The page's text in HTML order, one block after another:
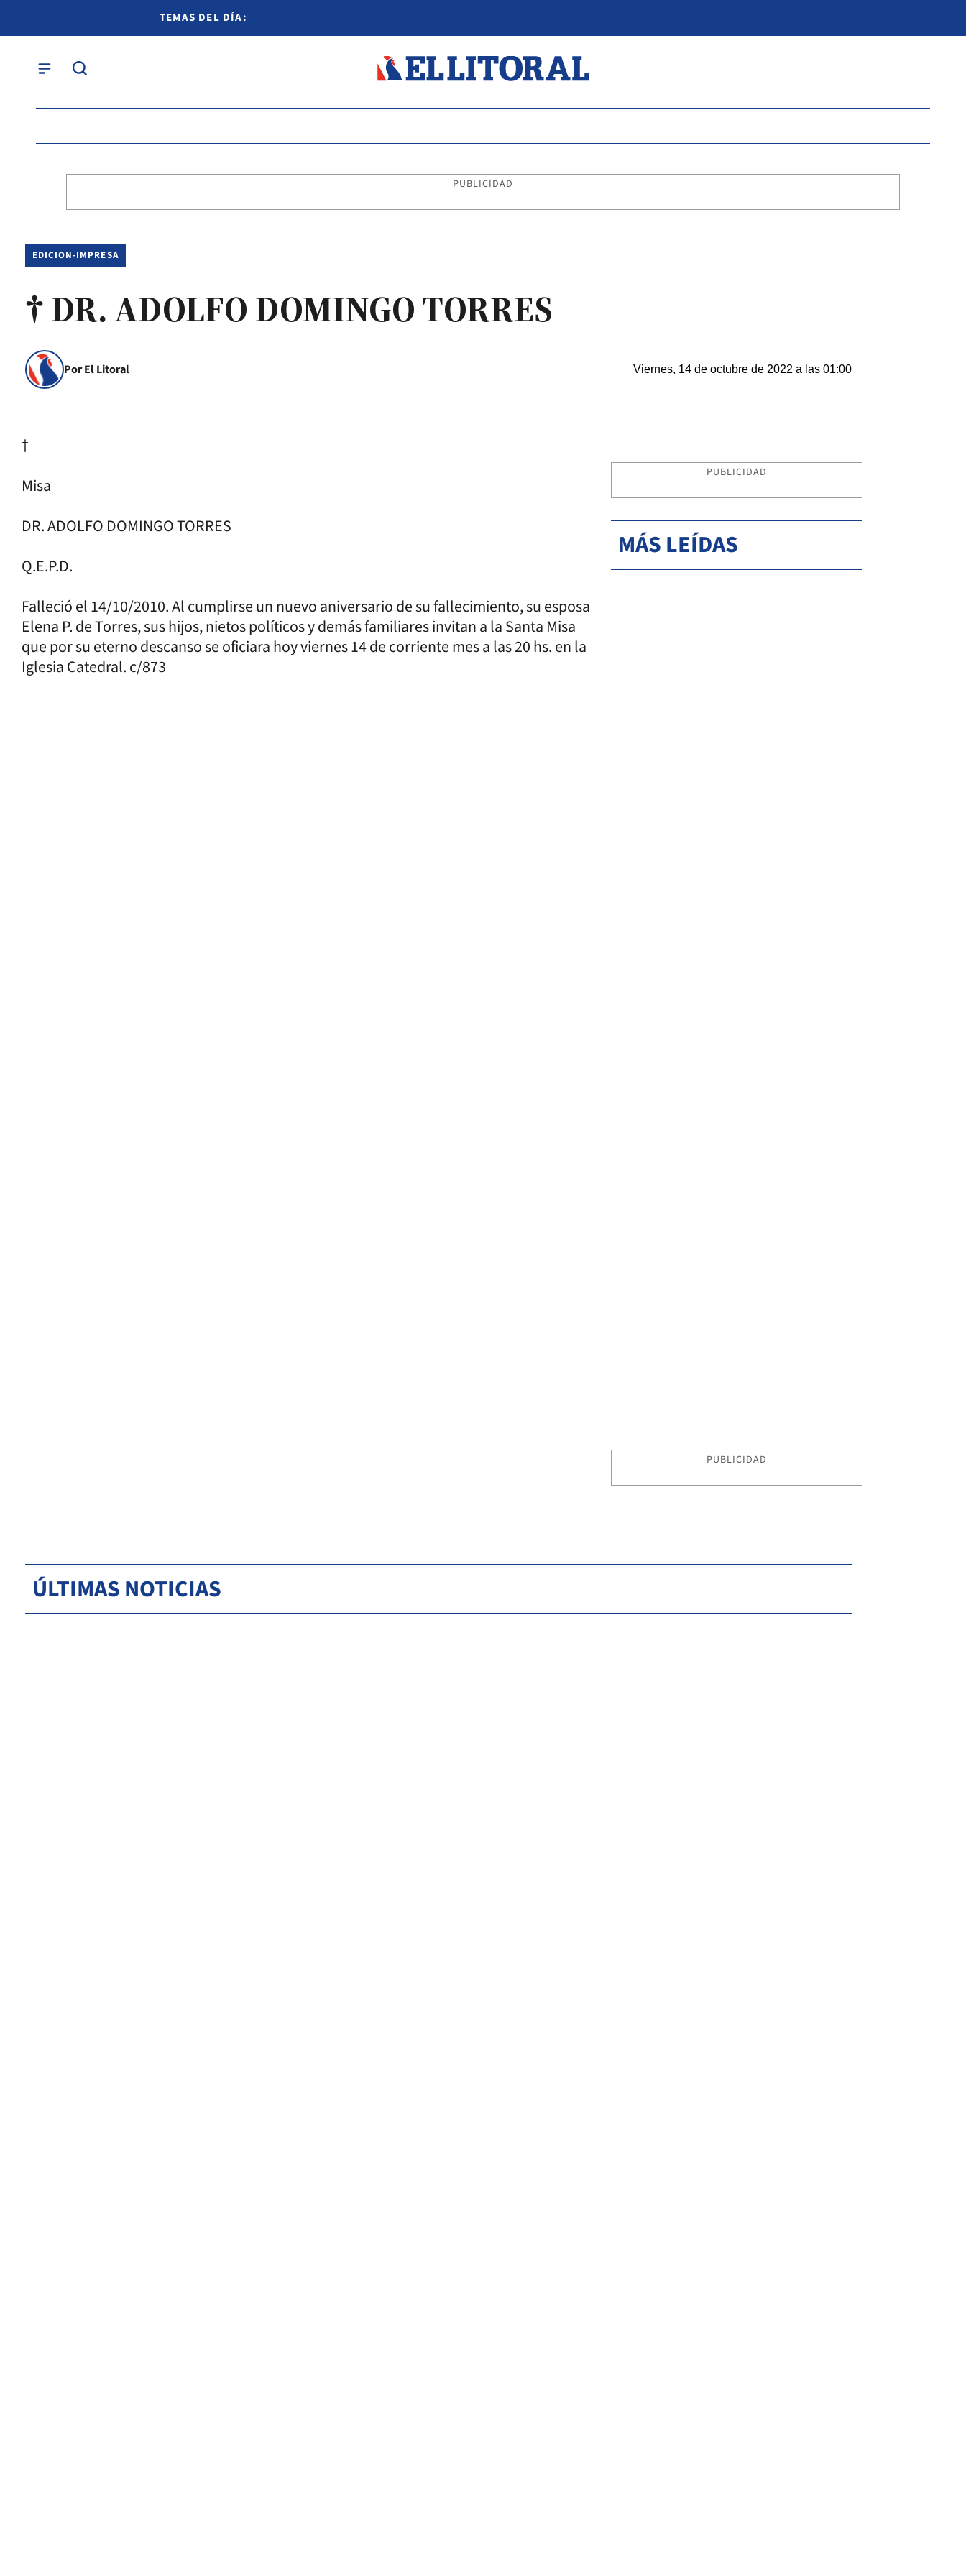
TEMAS DEL DÍA:
PUBLICIDAD
EDICION-IMPRESA
† DR. ADOLFO DOMINGO TORRES
Por El Litoral Viernes, 14 de octubre de 2022 a las 01:00
†
Misa
DR. ADOLFO DOMINGO TORRES
Q.E.P.D.
Falleció el 14/10/2010. Al cumplirse un nuevo aniversario de su fallecimiento, su esposa
Elena P. de Torres, sus hijos, nietos políticos y demás familiares invitan a la Santa Misa
que por su eterno descanso se oficiara hoy viernes 14 de corriente mes a las 20 hs. en la
Iglesia Catedral. c/873
PUBLICIDAD
MÁS LEÍDAS
PUBLICIDAD
ÚLTIMAS NOTICIAS